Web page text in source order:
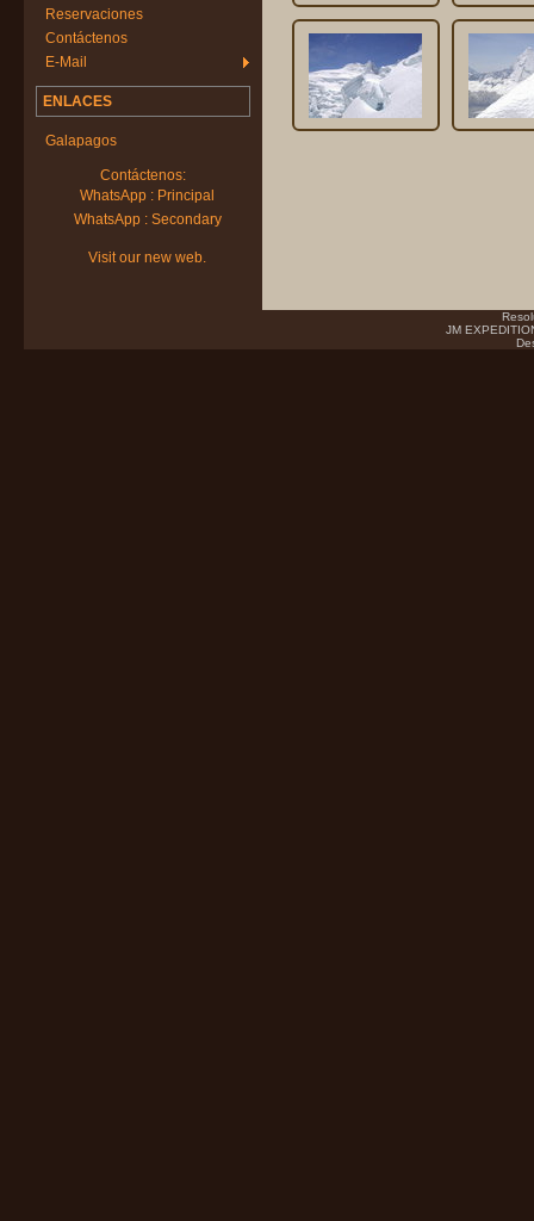
Reservaciones
Contáctenos
E-Mail
ENLACES
Galapagos
Contáctenos:
WhatsApp : Principal
WhatsApp : Secondary
Visit our new web.
JM